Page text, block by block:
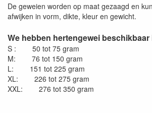
De geweien worden op maat gezaagd en
afwijken in vorm, dikte, kleur en gewicht.
We hebben hertengewei
S : 50 tot 75 gram
M: 76 tot 150 gram
L: 151 tot 225 gram
XL: 226 tot 275 gram
XXL: 276 tot 350 gram